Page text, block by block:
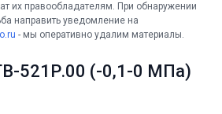
их правообладателям. При обнаружении
направить уведомление на
- мы оперативно удалим материалы.
521Р.00 (-0,1-0 МПа)